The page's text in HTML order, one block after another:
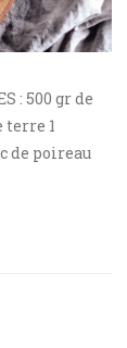
: 500 gr de
terre 1
de poireau